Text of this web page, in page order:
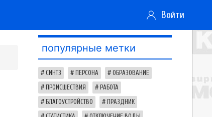
Войти
популярные метки
СИНТЗ ПЕРСОНА ОБРАЗОВАНИЕ
ПРОИСШЕСТВИЯ РАБОТА
БЛАГОУСТРОЙСТВО ПРАЗДНИК